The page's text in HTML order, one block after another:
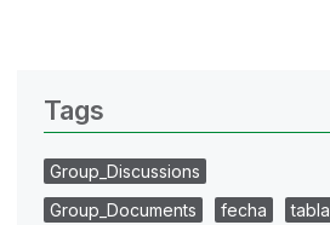
Tags
Group_Discussions
Group_Documents
fecha
tabla